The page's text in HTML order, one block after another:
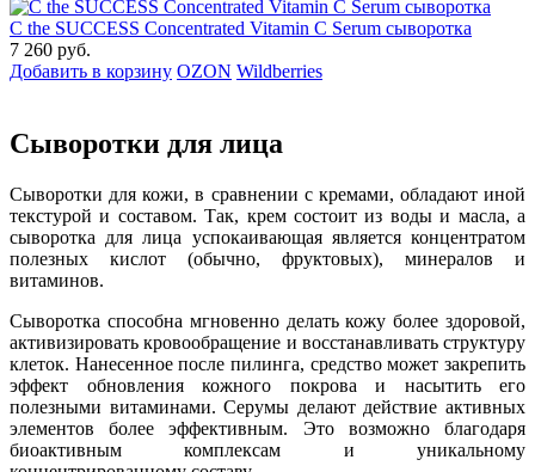
C the SUCCESS Concentrated Vitamin C Serum сыворотка
7 260 руб.
Добавить в корзину OZON Wildberries
Сыворотки для лица
Сыворотки для кожи, в сравнении с кремами, обладают иной
текстурой и составом. Так, крем состоит из воды и масла, а
сыворотка для лица успокаивающая является концентратом
полезных кислот (обычно, фруктовых), минералов и
витаминов.
Сыворотка способна мгновенно делать кожу более здоровой,
активизировать кровообращение и восстанавливать структуру
клеток. Нанесенное после пилинга, средство может закрепить
эффект обновления кожного покрова и насытить его
полезными витаминами. Серумы делают действие активных
элементов более эффективным. Это возможно благодаря
биоактивным комплексам и уникальному